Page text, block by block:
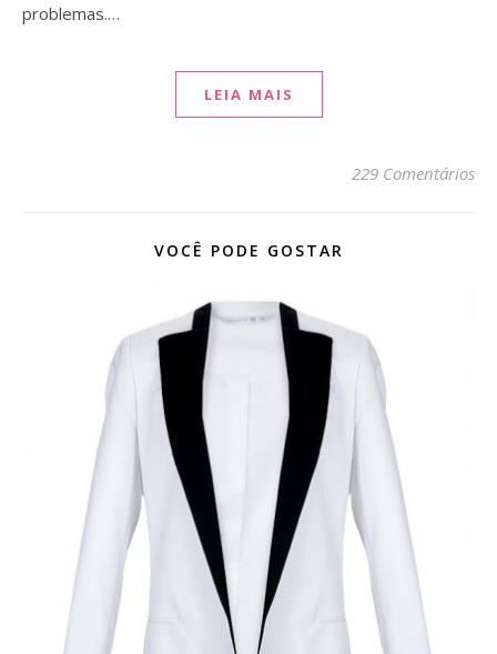
problemas.…
LEIA MAIS
229 Comentários
VOCÊ PODE GOSTAR